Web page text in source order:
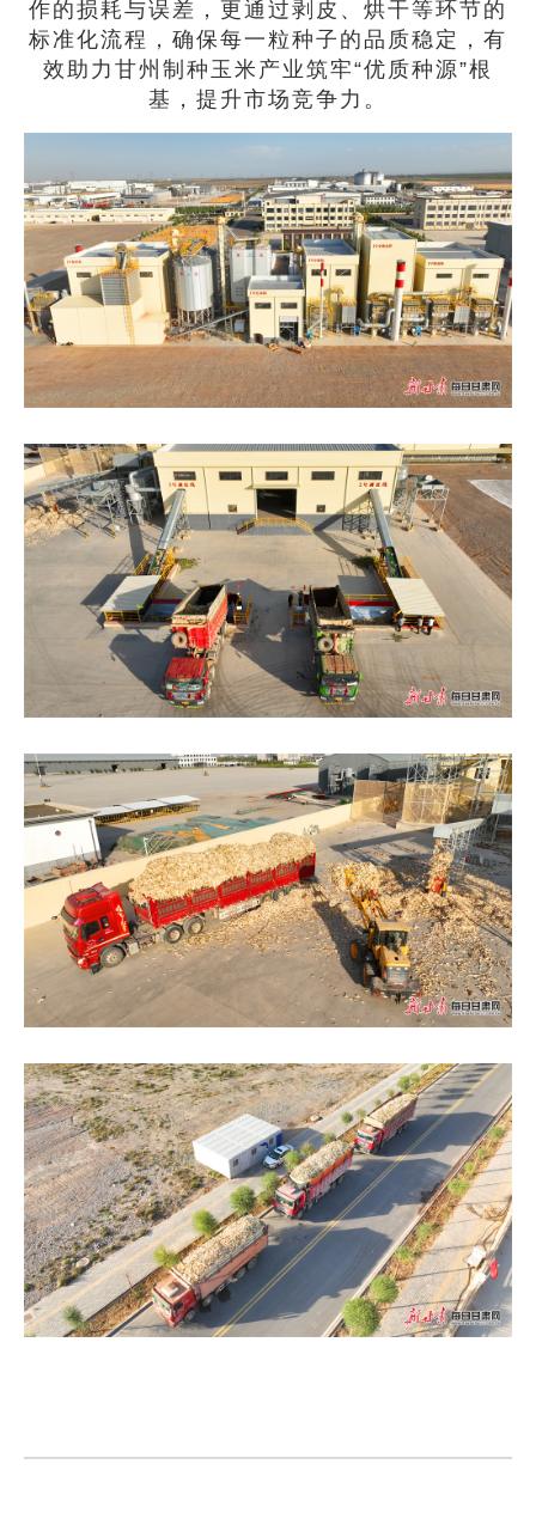
作的损耗与误差，更通过剥皮、烘干等环节的
标准化流程，确保每一粒种子的品质稳定，有
效助力甘州制种玉米产业筑牢“优质种源”根
基，提升市场竞争力。